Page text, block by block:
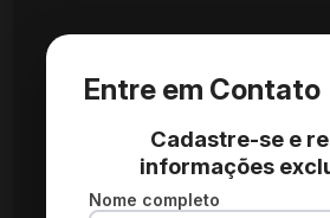
Entre em Contato
Cadastre-se e
informações
Nome completo